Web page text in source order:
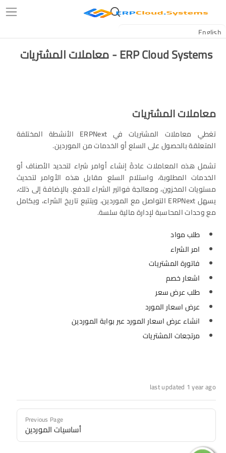
ERP Cloud Systems - معاملات المشتريات
معاملات المشتريات
تغطي معاملات المشتريات في ERPNext الأنشطة المختلفة
المتعلقة بالحصول على السلع أو الخدمات من الموردين.
تشمل هذه المعاملات عادةً إنشاء أوامر شراء لتحديد الأصناف أو
الخدمات المطلوبة، واستلام السلع مقابل هذه الأوامر لتحديث
مستويات المخزون، ومعالجة فواتير الشراء للدفع. بالإضافة إلى ذلك،
يسهل ERPNext التواصل مع الموردين، ويتتبع تاريخ الشراء، ويكامل
مع وحدات المحاسبة لإدارة مالية سلسة.
طلب مواد
امر الشراء
فاتورة المشتريات
اشعار خصم
طلب عرض سعر
عرض اسعار المورد
انشاء عرض اسعار المورد عبر بوابة الموردين
مرتجعات المشتريات
last updated 1 year ago
Previous Page
أساسيات الموردين